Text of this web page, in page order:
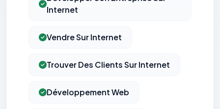
Internet
Vendre Sur Internet
Trouver Des Clients Sur Internet
Développement Web